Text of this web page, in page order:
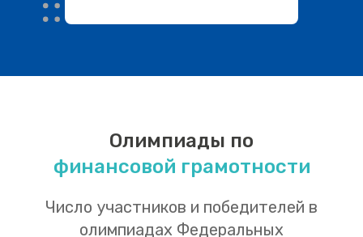
Олимпиады по
финансовой грамотности
Число участников и победителей в
олимпиадах Федеральных